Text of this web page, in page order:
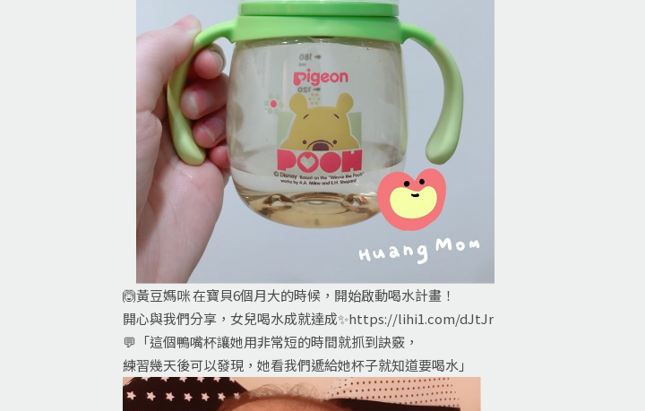
🙆黃豆媽咪 在寶貝6個月大的時候，開始啟動喝水計畫！
開心與我們分享，女兒喝水成就達成✨https://lihi1.com/dJtJr
💬「這個鴨嘴杯讓她用非常短的時間就抓到訣竅，
練習幾天後可以發現，她看我們遞給她杯子就知道要喝水」